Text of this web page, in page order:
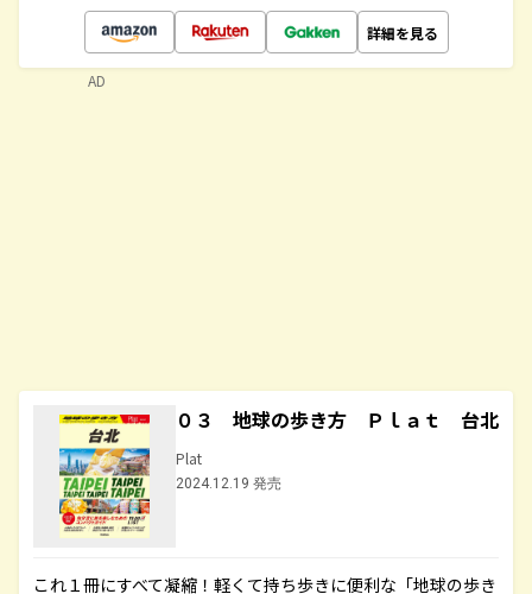
詳細を見る
０３ 地球の歩き方 Ｐｌａｔ 台北
Plat
2024.12.19 発売
これ１冊にすべて凝縮！軽くて持ち歩きに便利な「地球の歩き
AD